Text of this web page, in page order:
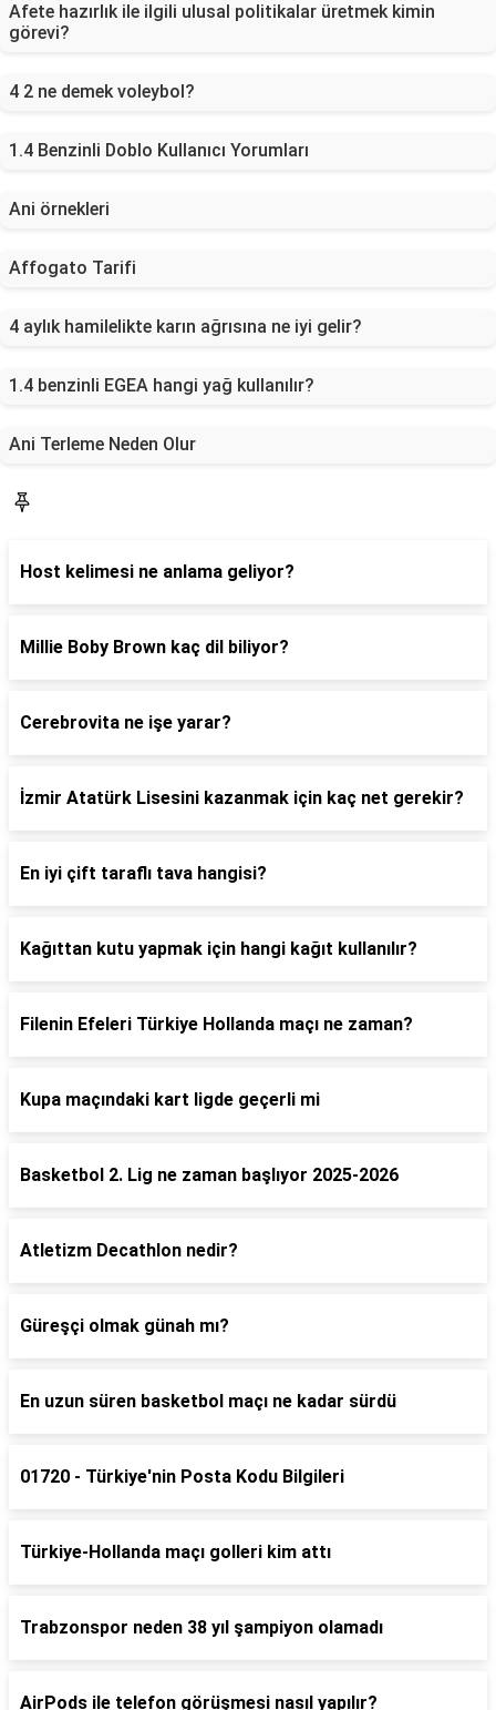
Afete hazırlık ile ilgili ulusal politikalar üretmek kimin
görevi?
4 2 ne demek voleybol?
1.4 Benzinli Doblo Kullanıcı Yorumları
Ani örnekleri
Affogato Tarifi
4 aylık hamilelikte karın ağrısına ne iyi gelir?
1.4 benzinli EGEA hangi yağ kullanılır?
Ani Terleme Neden Olur
Host kelimesi ne anlama geliyor?
Millie Boby Brown kaç dil biliyor?
Cerebrovita ne işe yarar?
İzmir Atatürk Lisesini kazanmak için kaç net gerekir?
En iyi çift taraflı tava hangisi?
Kağıttan kutu yapmak için hangi kağıt kullanılır?
Filenin Efeleri Türkiye Hollanda maçı ne zaman?
Kupa maçındaki kart ligde geçerli mi
Basketbol 2. Lig ne zaman başlıyor 2025-2026
Atletizm Decathlon nedir?
Güreşçi olmak günah mı?
En uzun süren basketbol maçı ne kadar sürdü
01720 - Türkiye'nin Posta Kodu Bilgileri
Türkiye-Hollanda maçı golleri kim attı
Trabzonspor neden 38 yıl şampiyon olamadı
AirPods ile telefon görüşmesi nasıl yapılır?